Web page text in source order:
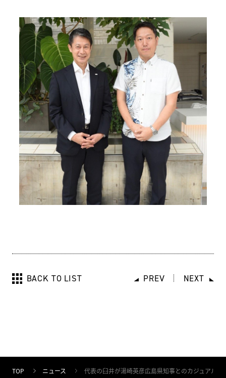
BACK TO LIST PREV NEXT
TOP ニュース 代表の臼井が湯崎英彦広島県知事とのカジュアルミ